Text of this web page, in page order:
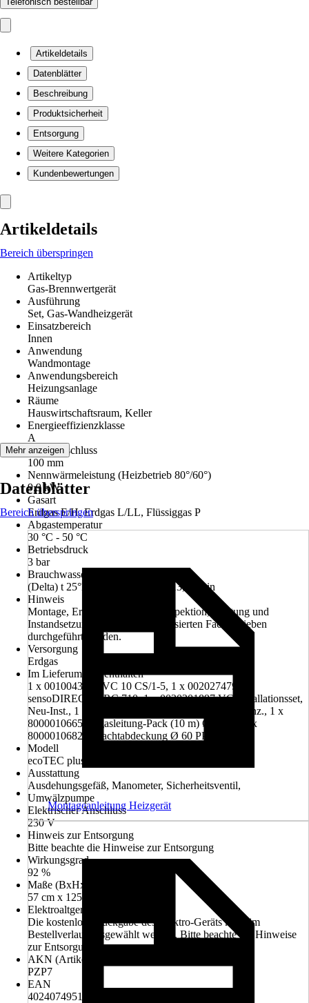
Artikeldetails
Datenblätter
Beschreibung
Produktsicherheit
Entsorgung
Weitere Kategorien
Kundenbewertungen
Artikeldetails
Bereich überspringen
Artikeltyp
Gas-Brennwertgerät
Ausführung
Set, Gas-Wandheizgerät
Einsatzbereich
Innen
Anwendung
Wandmontage
Anwendungsbereich
Heizungsanlage
Räume
Hauswirtschaftsraum, Keller
Energieeffizienzklasse
A
Abgasanschluss
100 mm
Nennwärmeleistung (Heizbetrieb 80°/60°)
9,9 kW
Gasart
Erdgas E/H, Erdgas L/LL, Flüssiggas P
Abgastemperatur
30 °C - 50 °C
Betriebsdruck
3 bar
Brauchwasserdurchsatz
(Delta) t 25°K (von 10° auf 35°) 13,1 l/min
Hinweis
Montage, Erstinbetriebnahme, Inspektion, Wartung und
Instandsetzung müssen von autorisierten Fachbetrieben
durchgeführt werden.
Versorgung
Erdgas
Im Lieferumfang enthalten
1 x 0010043896 VC 10 CS/1-5, 1 x 0020274790
sensoDIRECT VRC 710, 1 x 0020201897 VC Installationsset,
Neu-Inst., 1 x 0020077523 Basis-Anschluss-Set konz., 1 x
8000010665 Abgasleitung-Pack (10 m) Ø 60 PP, 1 x
8000010682 Schachtabdeckung Ø 60 PP
Modell
ecoTEC plus VC 10 CS/1-5
Ausstattung
Ausdehungsgefäß, Manometer, Sicherheitsventil,
Umwälzpumpe
Elektrischer Anschluss
230 V
Hinweis zur Entsorgung
Bitte beachte die Hinweise zur Entsorgung
Wirkungsgrad
92 %
Maße (BxHxT)
57 cm x 125 cm x 69 cm
Elektroaltgerät-Rücknahme
Die kostenlose Rückgabe des Elektro-Geräts kann im
Bestellverlauf ausgewählt werden. Bitte beachte die Hinweise
zur Entsorgung.
AKN (Artikelkurznummer)
PZP7
EAN
4024074951538
Mehr anzeigen
Datenblätter
Bereich überspringen
Montageanleitung Heizgerät